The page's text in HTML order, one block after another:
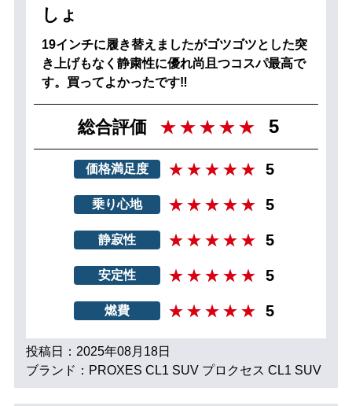
しょ
19インチに履き替えましたがゴツゴツとした突
き上げもなく静粛性に優れ尚且つコスパ最高で
す。買ってよかったです‼
総合評価 5
価格満足度 5
乗り心地 5
静寂性 5
安定性 5
燃費 5
投稿日：2025年08月18日
ブランド：PROXES CL1 SUV プロクセス CL1 SUV